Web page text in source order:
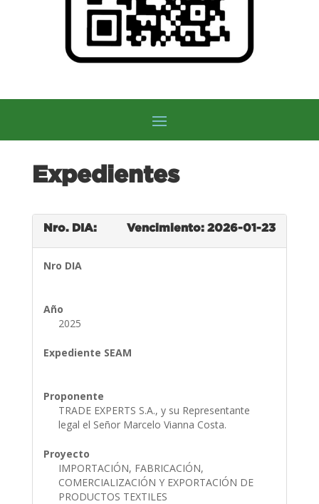
Expedientes
Nro. DIA: Vencimiento: 2026-01-23
Nro DIA
Año
2025
Expediente SEAM
Proponente
TRADE EXPERTS S.A., y su Representante
legal el Señor Marcelo Vianna Costa.
Proyecto
IMPORTACIÓN, FABRICACIÓN,
COMERCIALIZACIÓN Y EXPORTACIÓN DE
PRODUCTOS TEXTILES